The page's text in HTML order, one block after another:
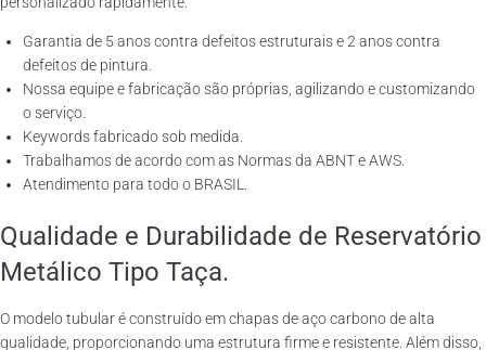
Garantia de 5 anos contra defeitos estruturais e 2 anos contra
defeitos de pintura.
Nossa equipe e fabricação são próprias, agilizando e customizando
o serviço.
Keywords fabricado sob medida.
Trabalhamos de acordo com as Normas da ABNT e AWS.
Atendimento para todo o BRASIL.
Qualidade e Durabilidade de Reservatório
Metálico Tipo Taça.
O modelo tubular é construído em chapas de aço carbono de alta
qualidade, proporcionando uma estrutura firme e resistente. Além disso,